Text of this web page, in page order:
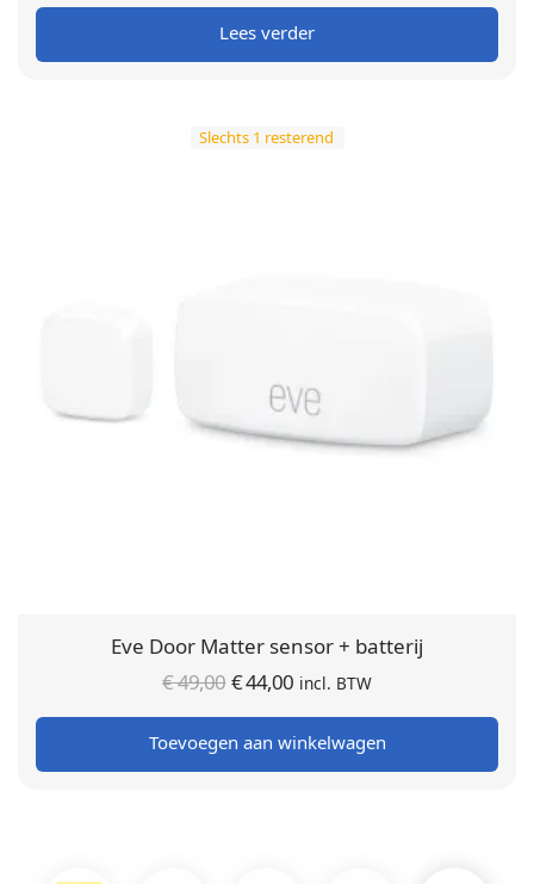
Lees verder
Slechts 1 resterend
Eve Door Matter sensor + batterij
€49,00Oorspronkelijke
prijs was:
€ 49,00.
€44,00 Huidige
prijs is:
€ 44,00.
incl. BTW
Toevoegen aan winkelwagen